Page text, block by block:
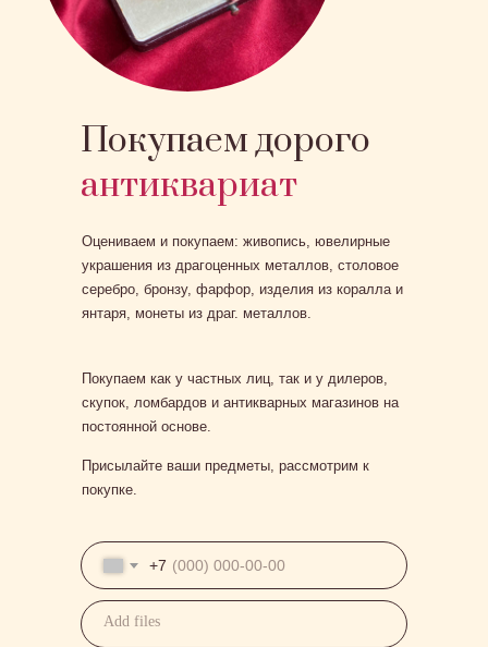
Покупаем дорого
антиквариат
Оцениваем и покупаем: живопись, ювелирные
украшения из драгоценных металлов, столовое
серебро, бронзу, фарфор, изделия из коралла и
янтаря, монеты из драг. металлов.
Покупаем как у частных лиц, так и у дилеров,
скупок, ломбардов и антикварных магазинов на
постоянной основе.
Присылайте ваши предметы, рассмотрим к
покупке.
+7
Add files